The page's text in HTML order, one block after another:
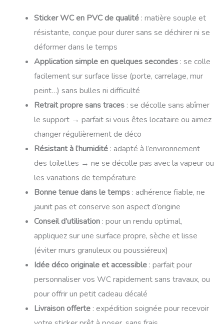
Sticker WC en PVC de qualité : matière souple et
résistante, conçue pour durer sans se déchirer ni se
déformer dans le temps
Application simple en quelques secondes : se colle
facilement sur surface lisse (porte, carrelage, mur
peint…) sans bulles ni difficulté
Retrait propre sans traces : se décolle sans abîmer
le support → parfait si vous êtes locataire ou aimez
changer régulièrement de déco
Résistant à l’humidité : adapté à l’environnement
des toilettes → ne se décolle pas avec la vapeur ou
les variations de température
Bonne tenue dans le temps : adhérence fiable, ne
jaunit pas et conserve son aspect d’origine
Conseil d’utilisation : pour un rendu optimal,
appliquez sur une surface propre, sèche et lisse
(éviter murs granuleux ou poussiéreux)
Idée déco originale et accessible : parfait pour
personnaliser vos WC rapidement sans travaux, ou
pour offrir un petit cadeau décalé
Livraison offerte : expédition soignée pour recevoir